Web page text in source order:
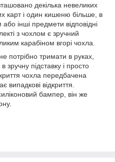
декілька невеликих
карт і один кишеню більше, в
інші предмети відповідні
з чохлом є зручний
карабіном вгорі чохла.
потрібно тримати в руках,
підставку і просто
чохла передбачена
випадкові відкриття.
бампер, він же